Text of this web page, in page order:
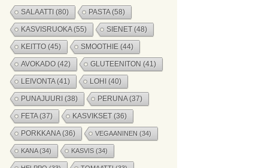
SALAATTI (80) PASTA(58)
KASVISRUOKA(55) SIENET (48)
KEITTO (45) SMOOTHIE (44)
AVOKADO (42) GLUTEENITON (41)
LEIVONTA(41) LOHI (40)
PUNAJUURI (38) PERUNA(37)
FETA(37) KASVIKSET (36)
PORKKANA(36) VEGAANINEN (34)
KANA(34) KASVIS (34)